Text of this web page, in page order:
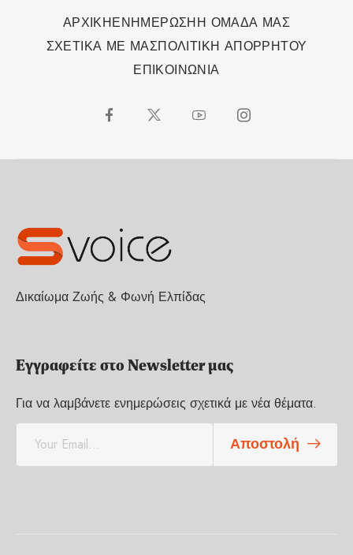
ΑΡΧΙΚΗΕΝΗΜΕΡΩΣΗΗ ΟΜΑΔΑ ΜΑΣ
ΣΧΕΤΙΚΑ ΜΕ ΜΑΣΠΟΛΙΤΙΚΗ ΑΠΟΡΡΗΤΟΥ
ΕΠΙΚΟΙΝΩΝΙΑ
Δικαίωμα Ζωής & Φωνή Ελπίδας
Εγγραφείτε στο Newsletter μας
Για να λαμβάνετε ενημερώσεις σχετικά με νέα θέματα.
a
Αποστολή